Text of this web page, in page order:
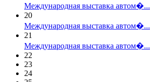
Международная выставка автом�...
20
Международная выставка автом�...
21
Международная выставка автом�...
22
23
24